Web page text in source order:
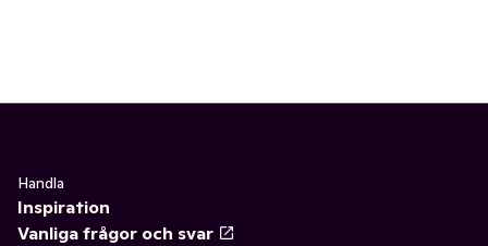
Handla
Inspiration
Vanliga frågor och svar